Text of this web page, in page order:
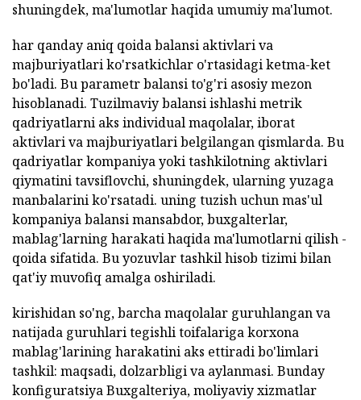
shuningdek, ma'lumotlar haqida umumiy ma'lumot.
har qanday aniq qoida balansi aktivlari va
majburiyatlari ko'rsatkichlar o'rtasidagi ketma-ket
bo'ladi. Bu parametr balansi to'g'ri asosiy mezon
hisoblanadi. Tuzilmaviy balansi ishlashi metrik
qadriyatlarni aks individual maqolalar, iborat
aktivlari va majburiyatlari belgilangan qismlarda. Bu
qadriyatlar kompaniya yoki tashkilotning aktivlari
qiymatini tavsiflovchi, shuningdek, ularning yuzaga
manbalarini ko'rsatadi. uning tuzish uchun mas'ul
kompaniya balansi mansabdor, buxgalterlar,
mablag'larning harakati haqida ma'lumotlarni qilish -
qoida sifatida. Bu yozuvlar tashkil hisob tizimi bilan
qat'iy muvofiq amalga oshiriladi.
kirishidan so'ng, barcha maqolalar guruhlangan va
natijada guruhlari tegishli toifalariga korxona
mablag'larining harakatini aks ettiradi bo'limlari
tashkil: maqsadi, dolzarbligi va aylanmasi. Bunday
konfiguratsiya Buxgalteriya, moliyaviy xizmatlar